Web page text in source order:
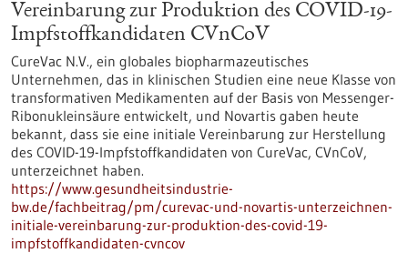
Vereinbarung zur Produktion des COVID-19-
Impfstoffkandidaten CVnCoV
CureVac N.V., ein globales biopharmazeutisches
Unternehmen, das in klinischen Studien eine neue Klasse von
transformativen Medikamenten auf der Basis von Messenger-
Ribonukleinsäure entwickelt, und Novartis gaben heute
bekannt, dass sie eine initiale Vereinbarung zur Herstellung
des COVID-19-Impfstoffkandidaten von CureVac, CVnCoV,
unterzeichnet haben.
https://www.gesundheitsindustrie-
bw.de/fachbeitrag/pm/curevac-und-novartis-unterzeichnen-
initiale-vereinbarung-zur-produktion-des-covid-19-
impfstoffkandidaten-cvncov